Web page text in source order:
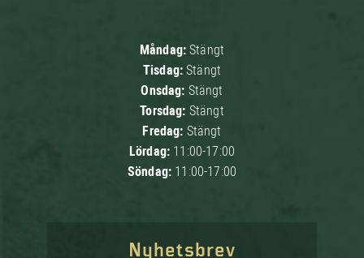
Måndag:Stängt
Tisdag:Stängt
Onsdag: Stängt
Torsdag: Stängt
Fredag: Stängt
Lördag: 11:00-17:00
Söndag: 11:00-17:00
Nyhetsbrev